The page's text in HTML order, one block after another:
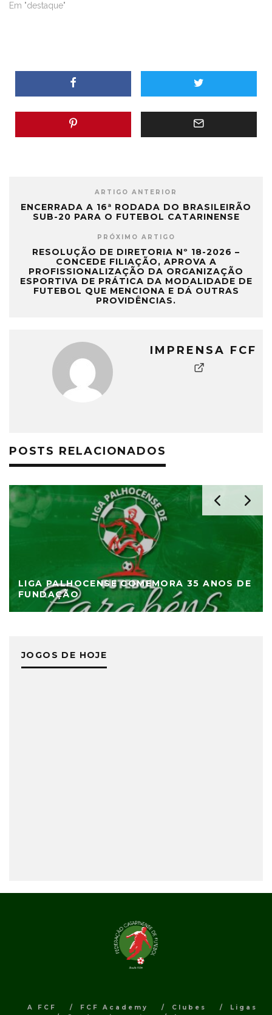
Em "destaque"
ARTIGO ANTERIOR
ENCERRADA A 16ª RODADA DO BRASILEIRÃO
SUB-20 PARA O FUTEBOL CATARINENSE
PRÓXIMO ARTIGO
RESOLUÇÃO DE DIRETORIA Nº 18-2026 –
CONCEDE FILIAÇÃO, APROVA A
PROFISSIONALIZAÇÃO DA ORGANIZAÇÃO
ESPORTIVA DE PRÁTICA DA MODALIDADE DE
FUTEBOL QUE MENCIONA E DÁ OUTRAS
PROVIDÊNCIAS.
IMPRENSA FCF
POSTS RELACIONADOS
LIGA PALHOCENSE COMEMORA 35 ANOS DE
FUNDAÇÃO
JOGOS DE HOJE
A FCF FCF Academy Clubes
Ligas